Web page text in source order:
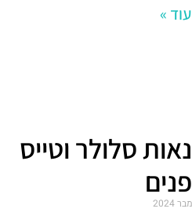
»
סלולר וטייס